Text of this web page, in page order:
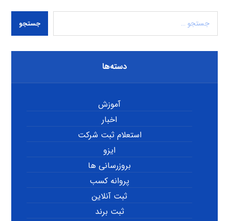
جستجو
دسته‌ها
آموزش
اخبار
استعلام ثبت شرکت
ایزو
بروزرسانی ها
پروانه کسب
ثبت آنلاین
ثبت برند